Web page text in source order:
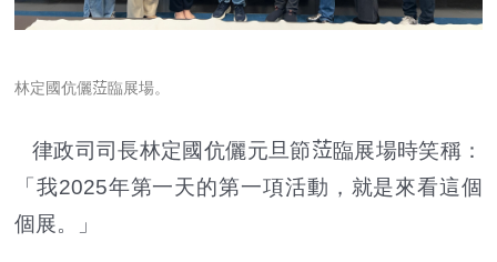
林定國伉儷𦲷臨展場。
律政司司長林定國伉儷元旦節𦲷臨展場時笑稱：
「我2025年第一天的第一項活動，就是來看這個
個展。」